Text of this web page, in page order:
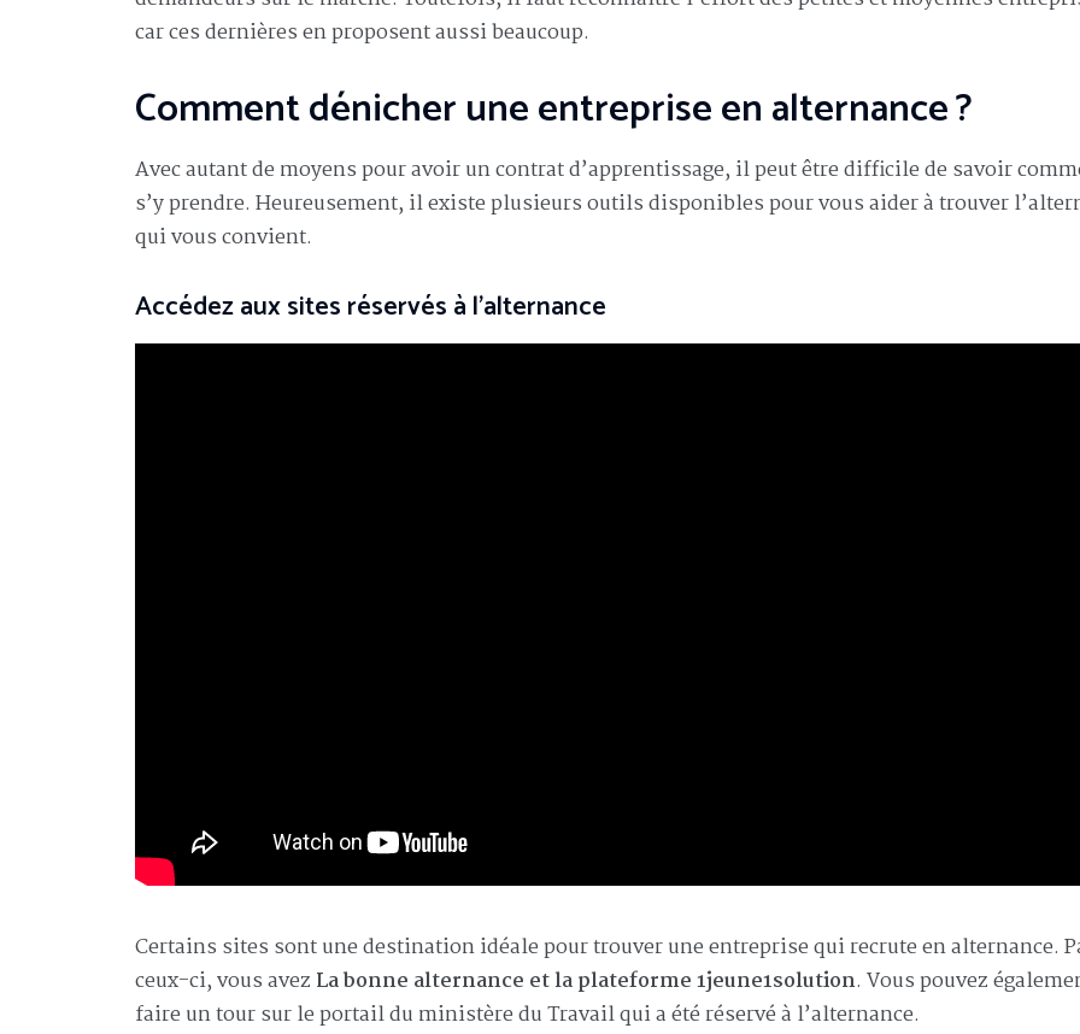
car ces dernières en proposent aussi beaucoup.
Comment dénicher une entreprise en alternance ?
Avec autant de moyens pour avoir un contrat d’apprentissage, il peut être difficile de savoir
s’y prendre. Heureusement, il existe plusieurs outils disponibles pour vous aider à trouver
qui vous convient.
Accédez aux sites réservés à l’alternance
Certains sites sont une destination idéale pour trouver une entreprise qui recrute en alternance.
ceux-ci, vous avez La bonne alternance et la plateforme 1jeune1solution. Vous pouvez
faire un tour sur le portail du ministère du Travail qui a été réservé à l’alternance.